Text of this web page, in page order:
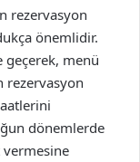
rezervasyon
önemlidir.
geçerek, menü
rezervasyon
dönemlerde
vermesine